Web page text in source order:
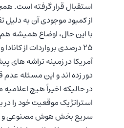
از کمبود موجودی آن به دلیل
با این حال، اوضاع همیشه
25 درصدی بر واردات از
آمریکا در زمینه تراشه های
دور زده اند و این مسئله
در حالیکه اخیراً هیچ
استراتژیک موقعیت خود را
سریع بخش هوش مصنوعی و